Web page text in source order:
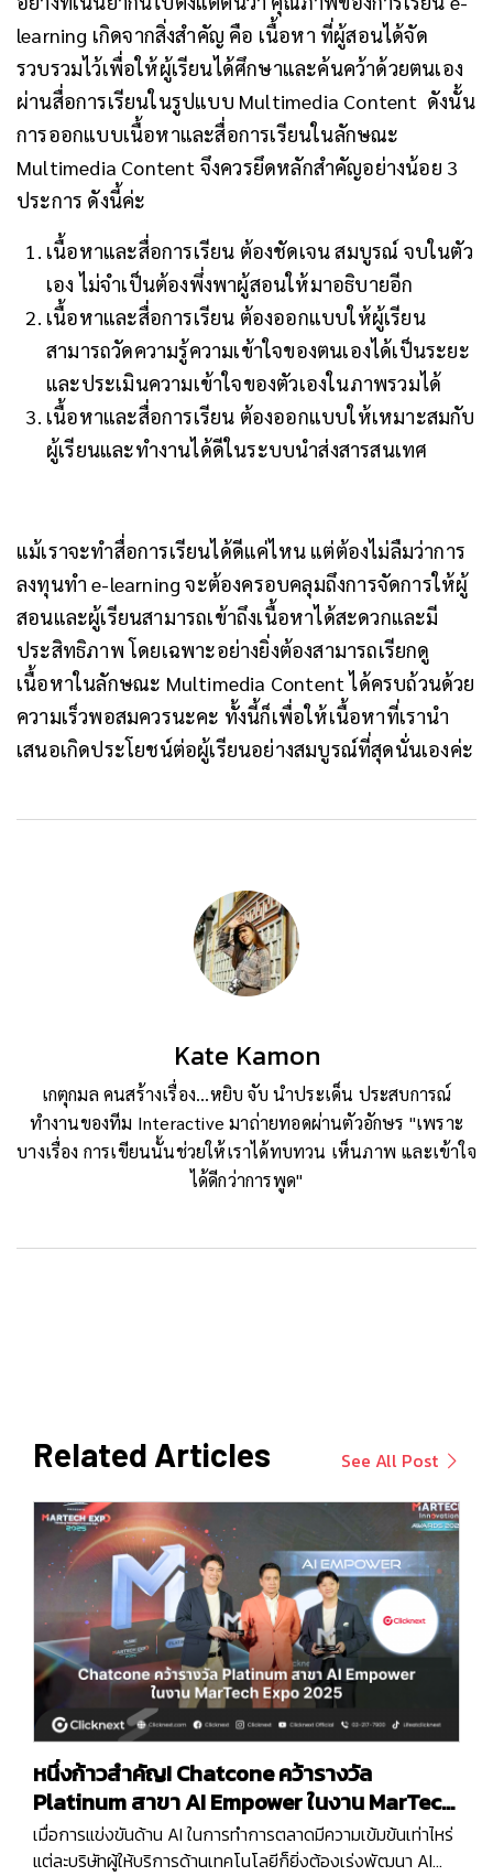
learning เกิดจากสิ่งสำคัญ คือ เนื้อหา ที่ผู้สอนได้จัด
รวบรวมไว้เพื่อให้ผู้เรียนได้ศึกษาและค้นคว้าด้วยตนเอง
ผ่านสื่อการเรียนในรูปแบบ Multimedia Content ดังนั้น
การออกแบบเนื้อหาและสื่อการเรียนในลักษณะ
Multimedia Content จึงควรยึดหลักสำคัญอย่างน้อย 3
ประการ ดังนี้ค่ะ
เนื้อหาและสื่อการเรียน ต้องชัดเจน สมบูรณ์ จบในตัว
เอง ไม่จำเป็นต้องพึ่งพาผู้สอนให้มาอธิบายอีก
เนื้อหาและสื่อการเรียน ต้องออกแบบให้ผู้เรียน
สามารถวัดความรู้ความเข้าใจของตนเองได้เป็นระยะ
และประเมินความเข้าใจของตัวเองในภาพรวมได้
เนื้อหาและสื่อการเรียน ต้องออกแบบให้เหมาะสมกับ
ผู้เรียนและทำงานได้ดีในระบบนำส่งสารสนเทศ
แม้เราจะทำสื่อการเรียนได้ดีแค่ไหน แต่ต้องไม่ลืมว่าการ
ลงทุนทำ e-learning จะต้องครอบคลุมถึงการจัดการให้ผู้
สอนและผู้เรียนสามารถเข้าถึงเนื้อหาได้สะดวกและมี
ประสิทธิภาพ โดยเฉพาะอย่างยิ่งต้องสามารถเรียกดู
เนื้อหาในลักษณะ Multimedia Content ได้ครบถ้วนด้วย
ความเร็วพอสมควรนะคะ ทั้งนี้ก็เพื่อให้เนื้อหาที่เรานำ
เสนอเกิดประโยชน์ต่อผู้เรียนอย่างสมบูรณ์ที่สุดนั่นเองค่ะ
Kate Kamon
เกตุกมล คนสร้างเรื่อง...หยิบ จับ นำประเด็น ประสบการณ์
ทำงานของทีม Interactive มาถ่ายทอดผ่านตัวอักษร "เพราะ
บางเรื่อง การเขียนนั้นช่วยให้เราได้ทบทวน เห็นภาพ และเข้าใจ
ได้ดีกว่าการพูด"
Related Articles See All Post
หนึ่งก้าวสำคัญ! Chatcone คว้ารางวัล
Platinum สาขา AI Empower ในงาน MarTech
Expo 2025
เมื่อการแข่งขันด้าน AI ในการทำการตลาดมีความเข้มข้นเท่าไหร่
แต่ละบริษัทผู้ให้บริการด้านเทคโนโลยีก็ยิ่งต้องเร่งพัฒนา AI